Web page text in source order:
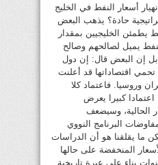
أسعار النفط في الخليج
حادة؟ يذهب البعض
يطمئن الخليجيين بمقدار
يميل لصالحهم وصالح
بل إن البعض قال: إن دول
اقتصاداتها قد أعلنت
وروسيا. فاعتماد كلا
اعتمادا كبيرا يعرض
الحالية، وسيضعف
البرنامج النووي
ما يقلقنا هو أن الدراسات
المنخفضة على حالها
بناء على عبرة تاريخية